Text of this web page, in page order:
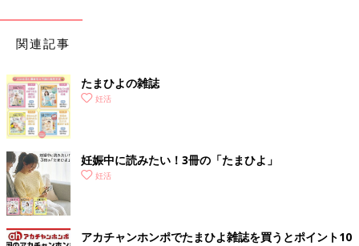
関連記事
たまひよの雑誌
妊活
妊娠中に読みたい！3冊の「たまひよ」
妊活
アカチャンホンポでたまひよ雑誌を買うとポイント10